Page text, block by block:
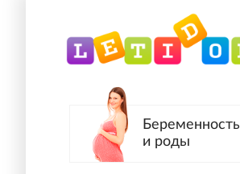
Беременность
и роды